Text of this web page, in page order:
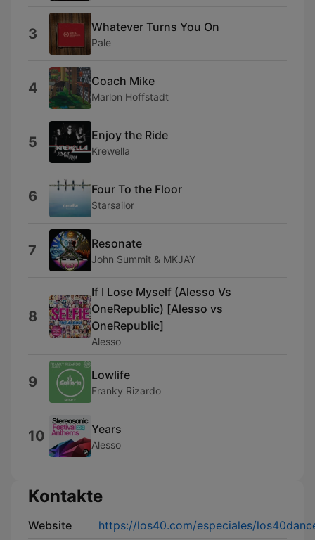
3 Whatever Turns You On
Pale
4 Coach Mike
Marlon Hoffstadt
5 Enjoy the Ride
Krewella
6 Four To the Floor
Starsailor
7 Resonate
John Summit & MKJAY
8
If I Lose Myself (Alesso Vs
OneRepublic) [Alesso vs
OneRepublic]
Alesso
9 Lowlife
Franky Rizardo
10 Years
Alesso
Kontakte
Website
https://los40.com/especiales/